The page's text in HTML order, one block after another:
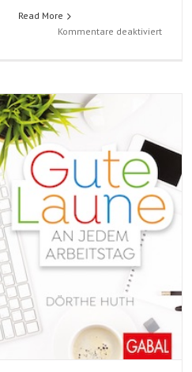
Read More
Kommentare deaktiviertfür
Reihe
(Kobi
Yamada
/
Mae
Besom)